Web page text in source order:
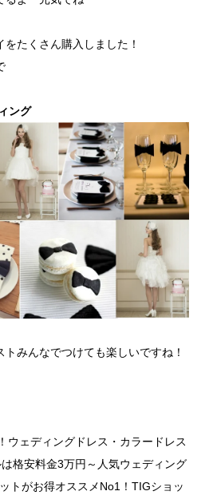
たくさん購入しました！
ング
みんなでつけても楽しいですね！
ウェディングドレス・カラードレス
格安料金3万円～人気ウェディング
トがお得オススメNo1！TIGショッ